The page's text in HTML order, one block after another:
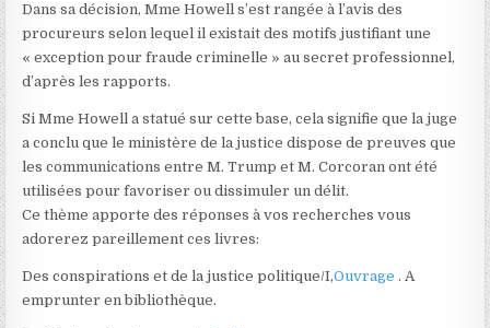
Dans sa décision, Mme Howell s’est rangée à l’avis des
procureurs selon lequel il existait des motifs justifiant une
« exception pour fraude criminelle » au secret professionnel,
d’après les rapports.
Si Mme Howell a statué sur cette base, cela signifie que la juge
a conclu que le ministère de la justice dispose de preuves que
les communications entre M. Trump et M. Corcoran ont été
utilisées pour favoriser ou dissimuler un délit.
Ce thème apporte des réponses à vos recherches vous
adorerez pareillement ces livres:
Des conspirations et de la justice politique/I,Ouvrage. A
emprunter en bibliothèque.